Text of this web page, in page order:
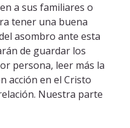
a sus familiares o
tener una buena
asombro ante esta
de guardar los
persona, leer más la
acción en el Cristo
Nuestra parte